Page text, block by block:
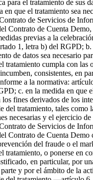
para el tratamiento de sus
en que el tratamiento sea
de Servicios de
Contrato de Cuenta Demo,
previas a la
1, letra b) del RGPD; b.
de datos sea necesario
tratamiento cumpla con las
consistentes, en
a la normativa:
c. en la medida en que
los fines derivados de los
del tratamiento, tales como
necesarias y el ejercicio de
de Servicios de
Contrato de Cuenta Demo
del fraude o el
tratamiento, o ponerse en
en particular, por
y por el ámbito de la